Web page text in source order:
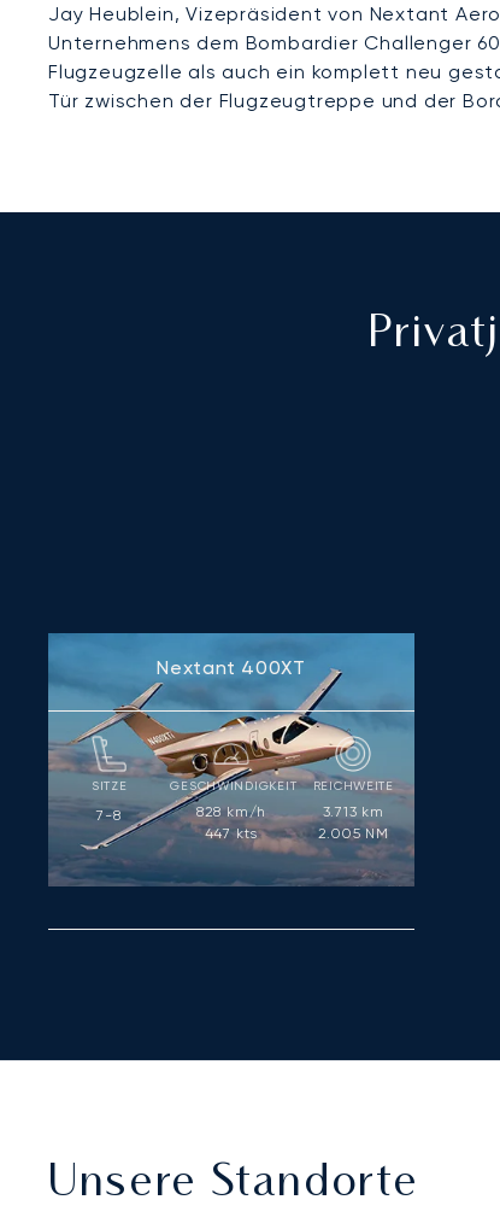
Jay Heublein, Vizepräsident von Nextant
Unternehmens dem Bombardier Challenger
Flugzeugzelle als auch ein komplett neu
Tür zwischen der Flugzeugtreppe und der
Nextant 400XT
SITZE
7-8
GESCHWINDIGKEIT
828 km/h
447 kts
REICHWEITE
3.713 km
2.005NM
Unsere Standorte